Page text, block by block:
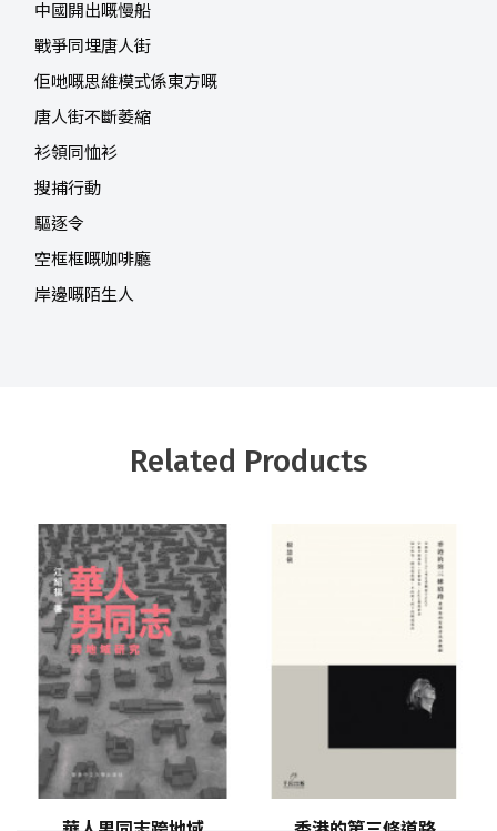
中國開出嘅慢船
戰爭同埋唐人街
佢哋嘅思維模式係東方嘅
唐人街不斷萎縮
衫領同恤衫
搜捕行動
驅逐令
空框框嘅咖啡廳
岸邊嘅陌生人
Related Products